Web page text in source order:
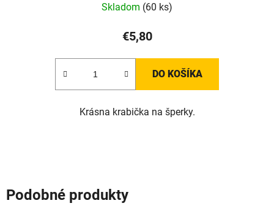
Skladom (60 ks)
€5,80
DO KOŠÍKA
Krásna krabička na šperky.
Podobné produkty